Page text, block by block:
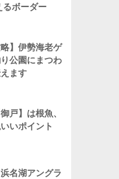
るボーダー
】伊勢海老ゲ
公園にまつわ
ます
戸】は根魚、
いポイント
名湖アングラ